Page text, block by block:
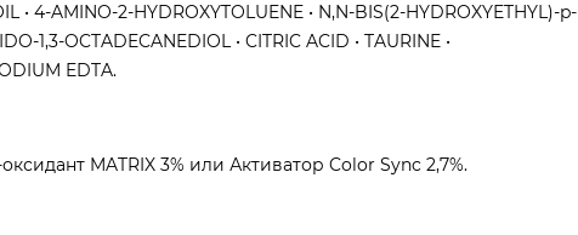
• 4-AMINO-2-HYDROXYTOLUENE • N,N-BIS(2-HYDROXYETHYL)-p-
1,3-OCTADECANEDIOL • CITRIC ACID • TAURINE •
EDTA.
MATRIX 3% или Активатор Color Sync 2,7%.